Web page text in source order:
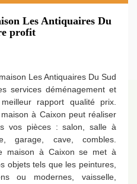
Les Antiquaires Du
profit
Les Antiquaires Du Sud
services déménagement et
rapport qualité prix.
à Caixon peut réaliser
vos pièces : salon, salle à
garage, cave, combles.
maison à Caixon se met à
objets tels que les peintures,
ou modernes, vaisselle,